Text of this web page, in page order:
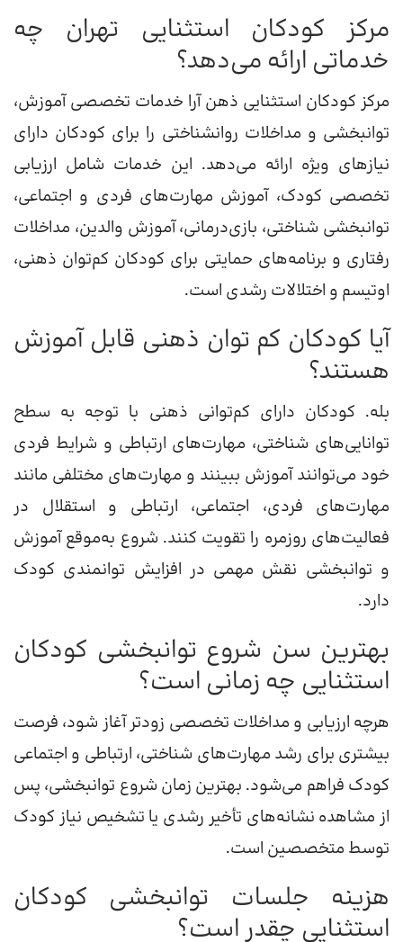
مرکز کودکان استثنایی تهران چه
خدماتی ارائه می‌دهد؟
مرکز کودکان استثنایی ذهن آرا خدمات تخصصی آموزش،
توانبخشی و مداخلات روانشناختی را برای کودکان دارای
نیازهای ویژه ارائه می‌دهد. این خدمات شامل ارزیابی
تخصصی کودک، آموزش مهارت‌های فردی و اجتماعی،
توانبخشی شناختی، بازی‌درمانی، آموزش والدین، مداخلات
رفتاری و برنامه‌های حمایتی برای کودکان کم‌توان ذهنی،
اوتیسم و اختلالات رشدی است.
آیا کودکان کم توان ذهنی قابل آموزش
هستند؟
بله. کودکان دارای کم‌توانی ذهنی با توجه به سطح
توانایی‌های شناختی، مهارت‌های ارتباطی و شرایط فردی
خود می‌توانند آموزش ببینند و مهارت‌های مختلفی مانند
مهارت‌های فردی، اجتماعی، ارتباطی و استقلال در
فعالیت‌های روزمره را تقویت کنند. شروع به‌موقع آموزش
و توانبخشی نقش مهمی در افزایش توانمندی کودک
دارد.
بهترین سن شروع توانبخشی کودکان
استثنایی چه زمانی است؟
هرچه ارزیابی و مداخلات تخصصی زودتر آغاز شود، فرصت
بیشتری برای رشد مهارت‌های شناختی، ارتباطی و اجتماعی
کودک فراهم می‌شود. بهترین زمان شروع توانبخشی، پس
از مشاهده نشانه‌های تأخیر رشدی یا تشخیص نیاز کودک
توسط متخصصین است.
هزینه جلسات توانبخشی کودکان
استثنایی چقدر است؟